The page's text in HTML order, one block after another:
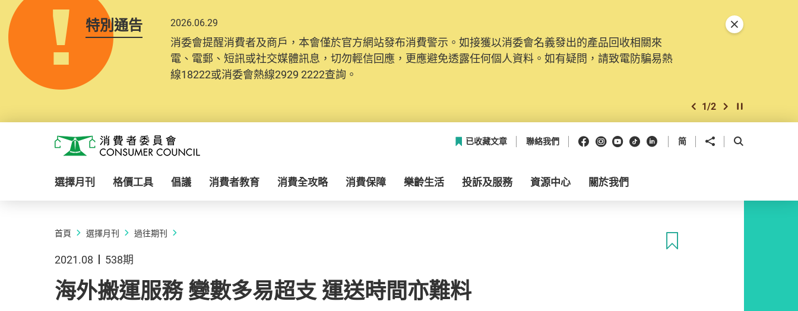
特別通告 2026.06.29
消委會提醒消費者及商戶，本會僅於官方網站發布消費警示。如接獲以消委會名義發出的產品回收相關來
電、電郵、短訊或社交媒體訊息，切勿輕信回應，更應避免透露任何個人資料。如有疑問，請致電防騙易熱
線18222或消委會熱線2929 2222查詢。
上一個
1/2 下一個開始/暫停幻燈
關閉特別通告
消費者委員會
已收藏文章 聯絡我們 Facebook
Instagram
Youtube
抖音領英 简 分享到 開啟搜尋框
選擇月刊 格價工具 倡議 消費者教育 消費全攻略 消費保障 樂齡生活 投訴及服務 資源中心 關於我們
首頁 選擇月刊 過往期刊
2021.08 538期
海外搬運服務 變數多易超支 運送時間亦難料